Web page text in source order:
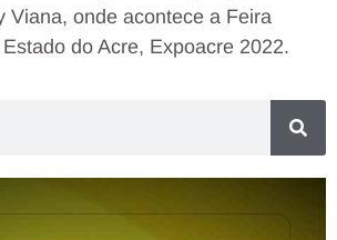
Viana, onde acontece a Feira
do Acre, Expoacre 2022.